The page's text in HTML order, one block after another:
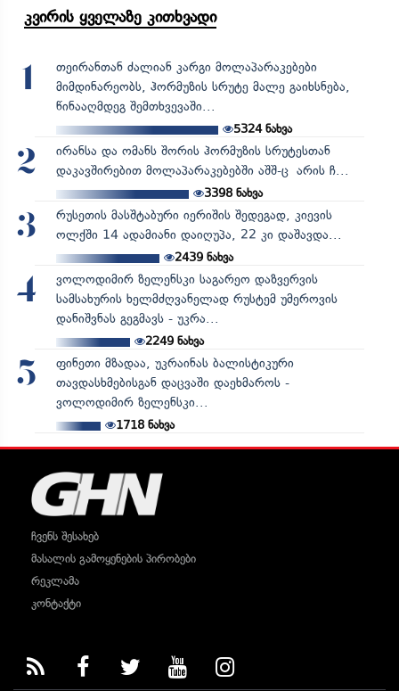
კვირის ყველაზე კითხვადი
1
თეირანთან ძალიან კარგი მოლაპარაკებები
მიმდინარეობს, ჰორმუზის სრუტე მალე გაიხსნება,
წინააღმდეგ შემთხვევაში...
5324ნახვა
2
ირანსა და ომანს შორის ჰორმუზის სრუტესთან
დაკავშირებით მოლაპარაკებებში აშშ-ც არის ჩ...
3398ნახვა
3
რუსეთის მასშტაბური იერიშის შედეგად, კიევის
ოლქში 14 ადამიანი დაიღუპა, 22 კი დაშავდა...
2439ნახვა
4
ვოლოდიმირ ზელენსკი საგარეო დაზვერვის
სამსახურის ხელმძღვანელად რუსტემ უმეროვის
დანიშვნას გეგმავს - უკრა...
2249ნახვა
5
ფინეთი მზადაა, უკრაინას ბალისტიკური
თავდასხმებისგან დაცვაში დაეხმაროს -
ვოლოდიმირ ზელენსკი...
1718ნახვა
ჩვენს შესახებ
მასალის გამოყენების პირობები
რეკლამა
კონტაქტი